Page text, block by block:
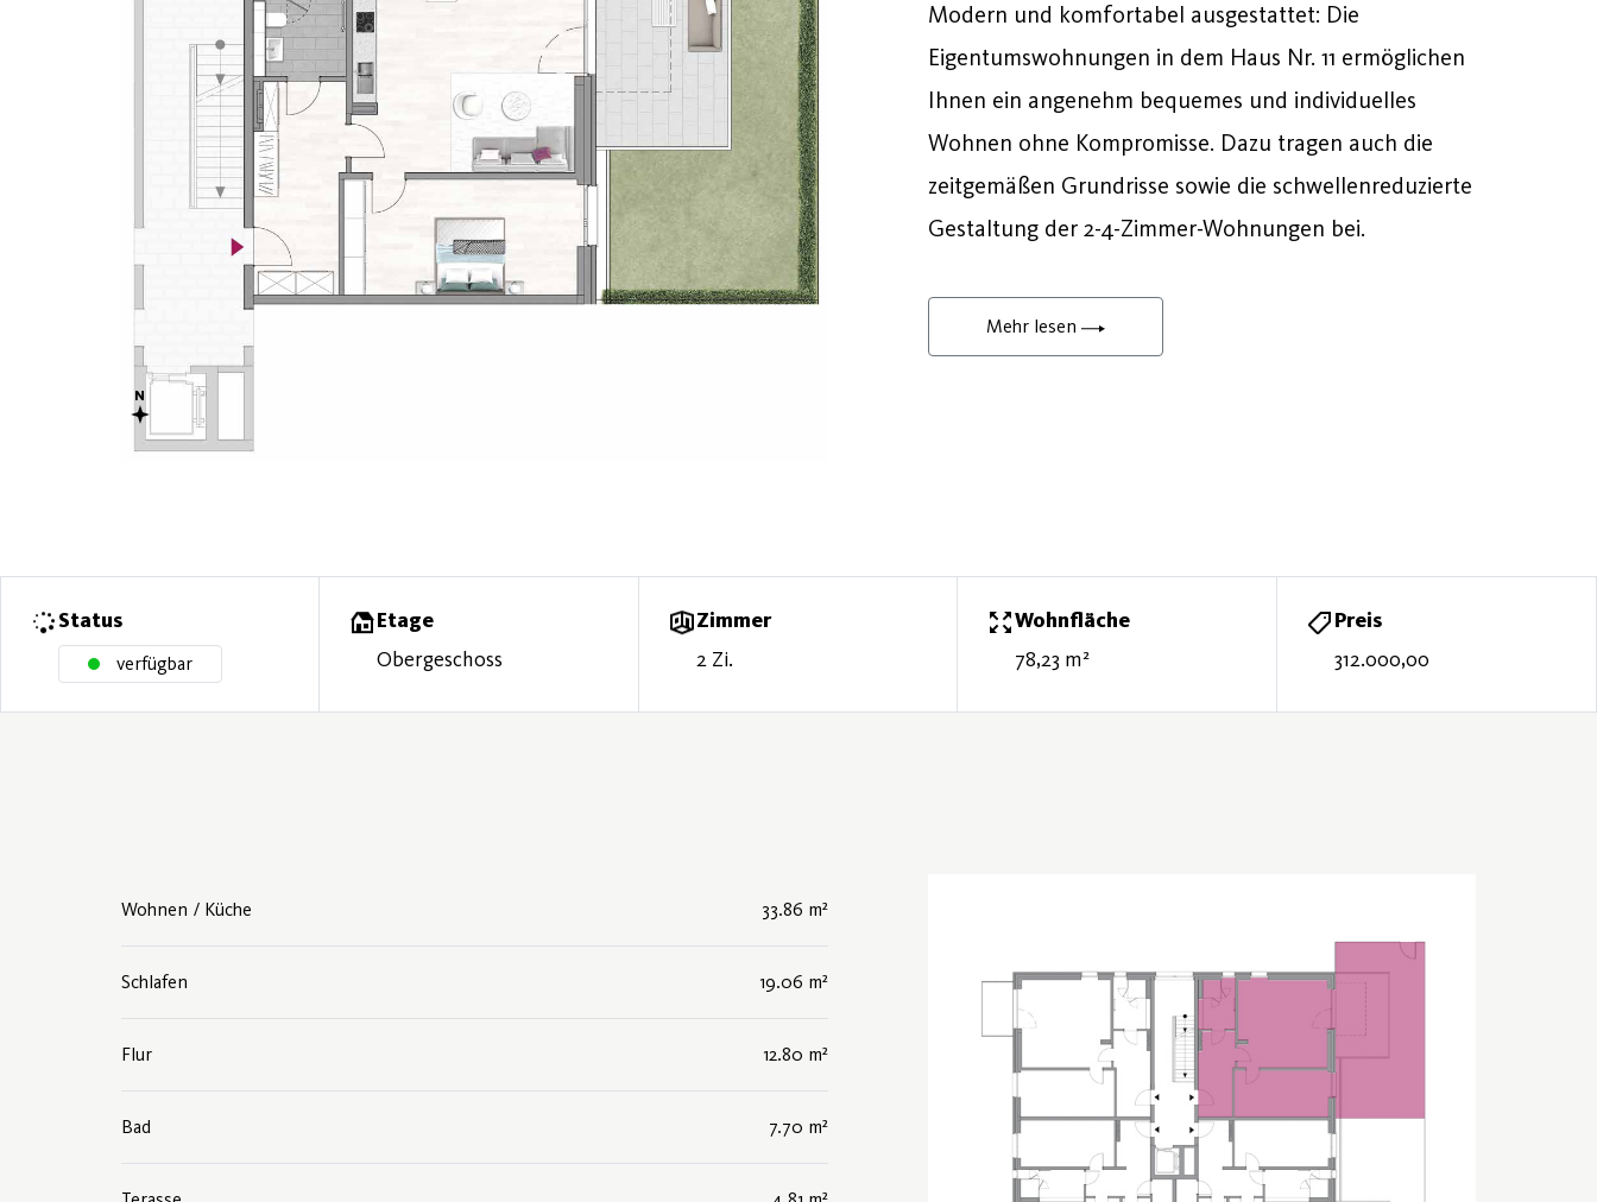
Modern und komfortabel ausgestattet: Die
Eigentumswohnungen in dem Haus Nr. 11 ermöglichen
Ihnen ein angenehm bequemes und individuelles
Wohnen ohne Kompromisse. Dazu tragen auch die
zeitgemäßen Grundrisse sowie die schwellenreduzierte
Gestaltung der 2-4-Zimmer-Wohnungen bei.
Mehr lesen
Status
verfügbar
Etage
Obergeschoss
Zimmer
2 Zi.
Wohnfläche
78,23 m²
Preis
312.000,00
Wohnen / Küche 33.86 m²
Schlafen 19.06 m²
Flur 12.80 m²
Bad 7.70 m²